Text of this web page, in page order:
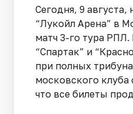
Сегодня, 9 августа,
“Лукойл Арена” в
матч 3-го тура РПЛ.
“Спартак” и
при полных
московского
что все билеты